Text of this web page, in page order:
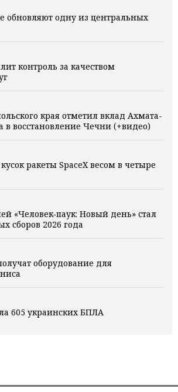
обновляют одну из центральных
контроль за качеством
края отметил вклад Ахмата-
восстановление Чечни (+видео)
ракеты SpaceX весом в четыре
«Человек‑паук: Новый день» стал
сборов 2026 года
оборудование для
605 украинских БПЛА